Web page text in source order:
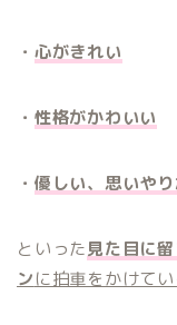
・ 心がきれい
・ 性格がかわいい
・ 優しい、思いや
といった見た目に
ンに拍車をかけて